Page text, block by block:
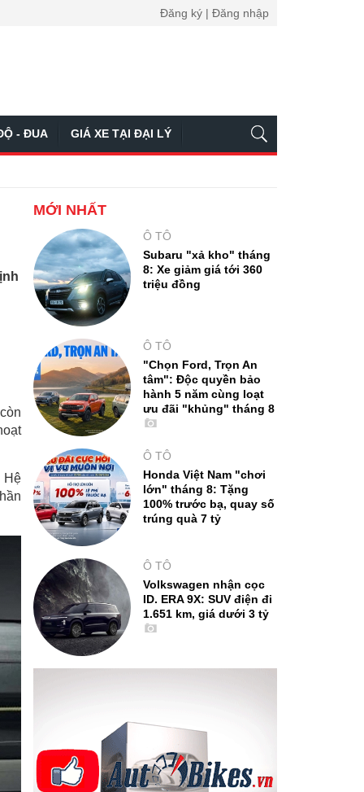
Đăng ký | Đăng nhập
- ĐUA GIÁ XE TẠI ĐẠI LÝ
Hệ
MỚI NHẤT
Ô TÔ
Subaru "xả kho" tháng
8: Xe giảm giá tới 360
triệu đồng
Ô TÔ
"Chọn Ford, Trọn An
tâm": Độc quyền bảo
hành 5 năm cùng loạt
ưu đãi "khủng" tháng 8
Ô TÔ
Honda Việt Nam "chơi
lớn" tháng 8: Tặng
100% trước bạ, quay số
trúng quà 7 tỷ
Ô TÔ
Volkswagen nhận cọc
ID. ERA 9X: SUV điện đi
1.651 km, giá dưới 3 tỷ